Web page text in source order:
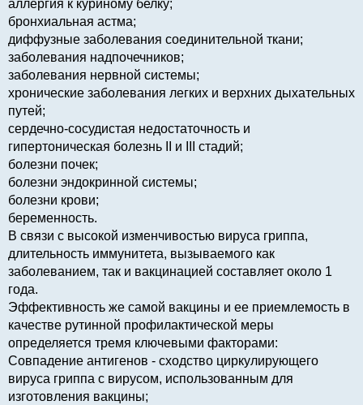
аллергия к куриному белку;
бронхиальная астма;
диффузные заболевания соединительной ткани;
заболевания надпочечников;
заболевания нервной системы;
хронические заболевания легких и верхних дыхательных
путей;
сердечно-сосудистая недостаточность и
гипертоническая болезнь II и III стадий;
болезни почек;
болезни эндокринной системы;
болезни крови;
беременность.
В связи с высокой изменчивостью вируса гриппа,
длительность иммунитета, вызываемого как
заболеванием, так и вакцинацией составляет около 1
года.
Эффективность же самой вакцины и ее приемлемость в
качестве рутинной профилактической меры
определяется тремя ключевыми факторами:
Совпадение антигенов - сходство циркулирующего
вируса гриппа с вирусом, использованным для
изготовления вакцины;